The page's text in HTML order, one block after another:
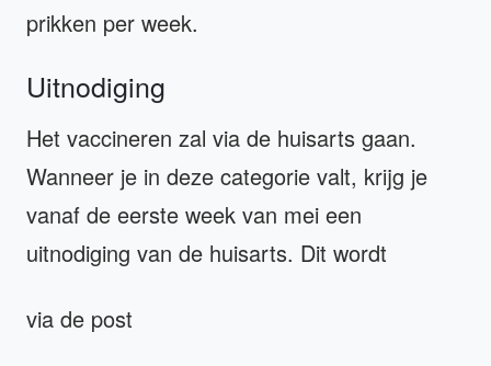
prikken per week.
Uitnodiging
Het vaccineren zal via de huisarts gaan.
Wanneer je in deze categorie valt, krijg je
vanaf de eerste week van mei een
uitnodiging van de huisarts. Dit wordt
via de post